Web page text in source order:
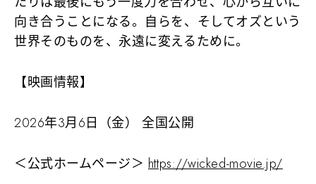
向き合うことになる。自らを、そしてオズという
世界そのものを、永遠に変えるために。
【映画情報】
2026年3月6日（金） 全国公開
＜公式ホームページ＞ https://wicked-movie.jp/